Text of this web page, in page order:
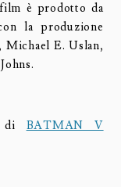
è prodotto da
la produzione
Michael E. Uslan,
di BATMAN V